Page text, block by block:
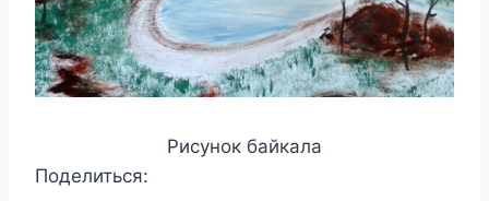
Рисунок байкала
Поделиться: